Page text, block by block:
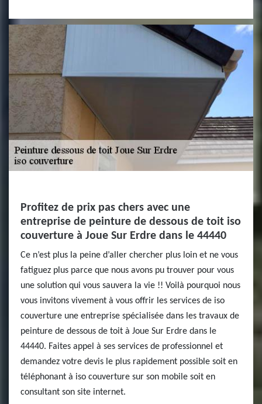
Profitez de prix pas chers avec une
entreprise de peinture de dessous de toit iso
couverture à Joue Sur Erdre dans le 44440
Ce n’est plus la peine d’aller chercher plus loin et ne vous
fatiguez plus parce que nous avons pu trouver pour vous
une solution qui vous sauvera la vie !! Voilà pourquoi nous
vous invitons vivement à vous offrir les services de iso
couverture une entreprise spécialisée dans les travaux de
peinture de dessous de toit à Joue Sur Erdre dans le
44440. Faites appel à ses services de professionnel et
demandez votre devis le plus rapidement possible soit en
téléphonant à iso couverture sur son mobile soit en
consultant son site internet.